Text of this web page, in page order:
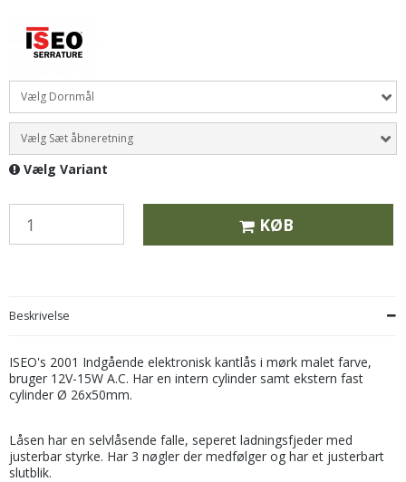
Vælg Dornmål
Vælg Sæt åbneretning
Vælg Variant
KØB
Beskrivelse
ISEO's 2001 Indgående elektronisk kantlås i mørk malet farve,
bruger 12V-15W A.C. Har en intern cylinder samt ekstern fast
cylinder Ø 26x50mm.
Låsen har en selvlåsende falle, seperet ladningsfjeder med
justerbar styrke. Har 3 nøgler der medfølger og har et justerbart
slutblik.